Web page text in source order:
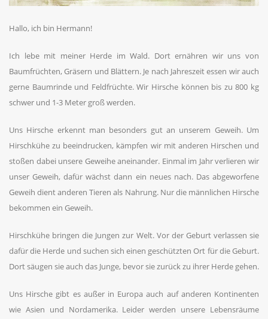
Hallo, ich bin Hermann!
Ich lebe mit meiner Herde im Wald. Dort ernähren wir uns von
Baumfrüchten, Gräsern und Blättern. Je nach Jahreszeit essen wir auch
gerne Baumrinde und Feldfrüchte. Wir Hirsche können bis zu 800 kg
schwer und 1-3 Meter groß werden.
Uns Hirsche erkennt man besonders gut an unserem Geweih. Um
Hirschkühe zu beeindrucken, kämpfen wir mit anderen Hirschen und
stoßen dabei unsere Geweihe aneinander. Einmal im Jahr verlieren wir
unser Geweih, dafür wächst dann ein neues nach. Das abgeworfene
Geweih dient anderen Tieren als Nahrung. Nur die männlichen Hirsche
bekommen ein Geweih.
Hirschkühe bringen die Jungen zur Welt. Vor der Geburt verlassen sie
dafür die Herde und suchen sich einen geschützten Ort für die Geburt.
Dort säugen sie auch das Junge, bevor sie zurück zu ihrer Herde gehen.
Uns Hirsche gibt es außer in Europa auch auf anderen Kontinenten
wie Asien und Nordamerika. Leider werden unsere Lebensräume